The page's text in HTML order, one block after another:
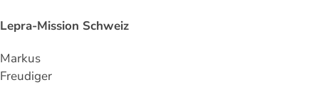
Lepra-Mission Schweiz
Markus
Freudiger